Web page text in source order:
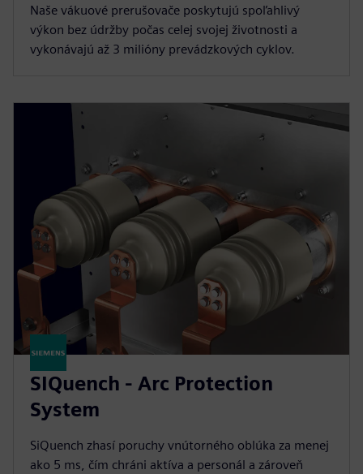
Naše vákuové prerušovače poskytujú spoľahlivý
výkon bez údržby počas celej svojej životnosti a
vykonávajú až 3 milióny prevádzkových cyklov.
SIQuench - Arc Protection
System
SiQuench zhasí poruchy vnútorného oblúka za menej
ako 5 ms, čím chráni aktíva a personál a zároveň